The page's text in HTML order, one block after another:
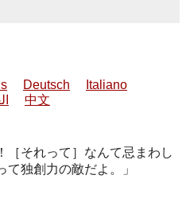
Deutsch
Italiano
中文
［それって］なんて忌まわし
独創力の敵だよ。